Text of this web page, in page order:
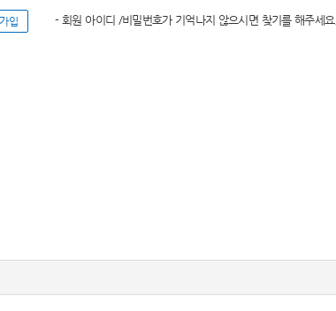
- 회원 아이디 /비밀번호가 기억나지 않으시면 찾기를 해주세요.